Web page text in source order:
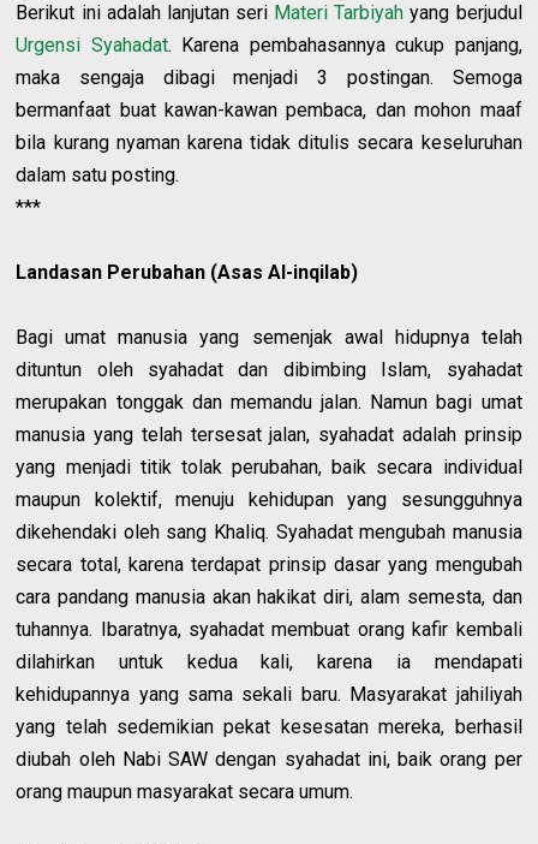
Berikut ini adalah lanjutan seri Materi Tarbiyah yang berjudul
Urgensi Syahadat. Karena pembahasannya cukup panjang,
maka sengaja dibagi menjadi 3 postingan. Semoga
bermanfaat buat kawan-kawan pembaca, dan mohon maaf
bila kurang nyaman karena tidak ditulis secara keseluruhan
dalam satu posting.
***
Landasan Perubahan (Asas Al-inqilab)
Bagi umat manusia yang semenjak awal hidupnya telah
dituntun oleh syahadat dan dibimbing Islam, syahadat
merupakan tonggak dan memandu jalan. Namun bagi umat
manusia yang telah tersesat jalan, syahadat adalah prinsip
yang menjadi titik tolak perubahan, baik secara individual
maupun kolektif, menuju kehidupan yang sesungguhnya
dikehendaki oleh sang Khaliq. Syahadat mengubah manusia
secara total, karena terdapat prinsip dasar yang mengubah
cara pandang manusia akan hakikat diri, alam semesta, dan
tuhannya. Ibaratnya, syahadat membuat orang kafir kembali
dilahirkan untuk kedua kali, karena ia mendapati
kehidupannya yang sama sekali baru. Masyarakat jahiliyah
yang telah sedemikian pekat kesesatan mereka, berhasil
diubah oleh Nabi SAW dengan syahadat ini, baik orang per
orang maupun masyarakat secara umum.